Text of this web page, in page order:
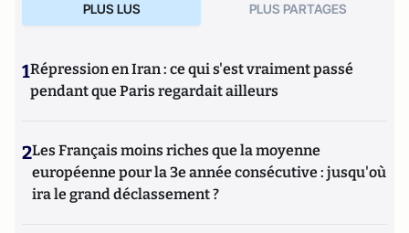
PLUS LUS PLUS PARTAGES
1Répression en Iran : ce qui s'est vraiment passé
pendant que Paris regardait ailleurs
2Les Français moins riches que la moyenne
européenne pour la 3e année consécutive : jusqu'où
ira le grand déclassement ?